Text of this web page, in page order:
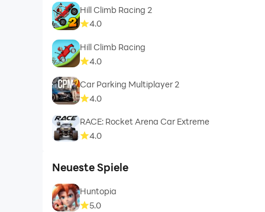
Hill Climb Racing 2
4.0
Hill Climb Racing
4.0
Car Parking Multiplayer 2
4.0
RACE: Rocket Arena Car Extreme
4.0
Neueste Spiele
Huntopia
5.0